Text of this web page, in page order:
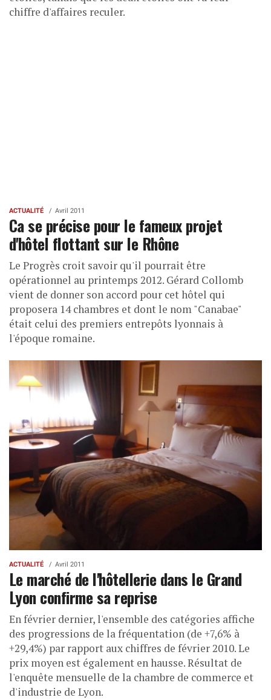
chiffre d'affaires reculer.
ACTUALITÉ Avril 2011
Ca se précise pour le fameux projet
d'hôtel flottant sur le Rhône
Le Progrès croit savoir qu'il pourrait être
opérationnel au printemps 2012. Gérard Collomb
vient de donner son accord pour cet hôtel qui
proposera 14 chambres et dont le nom "Canabae"
était celui des premiers entrepôts lyonnais à
l'époque romaine.
ACTUALITÉ Avril 2011
Le marché de l'hôtellerie dans le Grand
Lyon confirme sa reprise
En février dernier, l'ensemble des catégories affiche
des progressions de la fréquentation (de +7,6% à
+29,4%) par rapport aux chiffres de février 2010. Le
prix moyen est également en hausse. Résultat de
l'enquête mensuelle de la chambre de commerce et
d'industrie de Lyon.